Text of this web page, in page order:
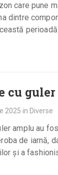
care pune
dintre
cu
2025 in Diverse
amplu au
de iarnă,
și a